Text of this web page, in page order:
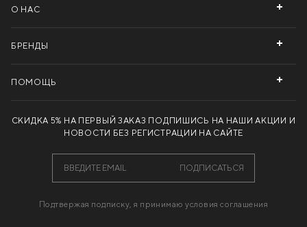
О НАС
БРЕНДЫ
ПОМОЩЬ
СКИДКА 5% НА ПЕРВЫЙ ЗАКАЗ ПОДПИШИСЬ НА НАШИ АКЦИИ И
НОВОСТИ БЕЗ РЕГИСТРАЦИИ НА САЙТЕ
ПОДПИСАТЬСЯ
Подтвержая подписку, я принимаю условия соглашения